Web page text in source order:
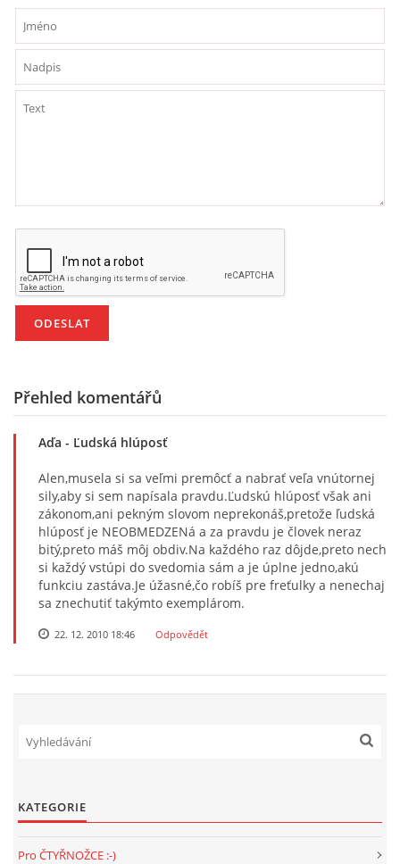
Fretky Boleslav, z.s.
294 25 Katusice
Nahoru ↑
Přehled komentářů
Aďa - Ľudská hlúposť
Alen,musela si sa veľmi premôcť a nabrať veľa vnútornej
sily,aby si sem napísala pravdu.Ľudskú hlúposť však ani
zákonom,ani pekným slovom neprekonáš,pretože ľudská
hlúposť je NEOBMEDZENá a za pravdu je človek neraz
bitý,preto máš môj obdiv.Na každého raz dôjde,preto nech
si každý vstúpi do svedomia sám a je úplne jedno,akú
funkciu zastáva.Je úžasné,čo robíš pre freťulky a nenechaj
sa znechutiť takýmto exemplárom.
22. 12. 2010 18:46 Odpovědět
KATEGORIE
Pro ČTYŘNOŽCE :-)